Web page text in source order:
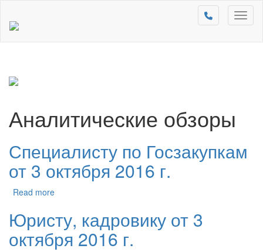
Аналитические обзоры
Специалисту по Госзакупкам
от 3 октября 2016 г.
Read more
Юристу, кадровику от 3
октября 2016 г.